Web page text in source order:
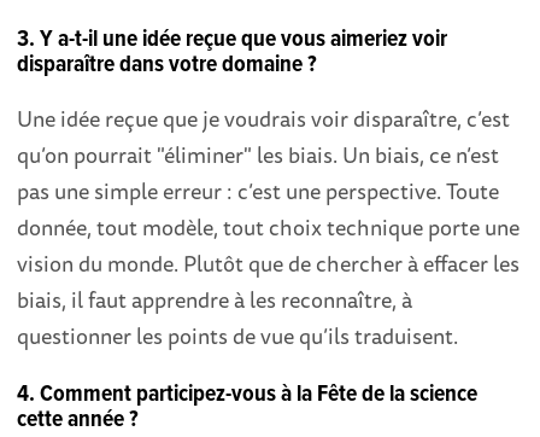
3. Y a-t-il une idée reçue que vous aimeriez voir
disparaître dans votre domaine ?
Une idée reçue que je voudrais voir disparaître, c’est
qu’on pourrait "éliminer" les biais. Un biais, ce n’est
pas une simple erreur : c’est une perspective. Toute
donnée, tout modèle, tout choix technique porte une
vision du monde. Plutôt que de chercher à effacer les
biais, il faut apprendre à les reconnaître, à
questionner les points de vue qu’ils traduisent.
4. Comment participez-vous à la Fête de la science
cette année ?